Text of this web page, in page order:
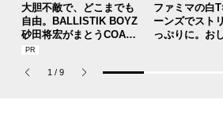
大胆不敵で、どこまでも
自由。BALLISTIK BOYZ
砂田将宏がまとうCOACH
の新作フレグランス「コ
パルファム」
ファミマの白
ーンズでスト
っぷりに。お
1 / 9